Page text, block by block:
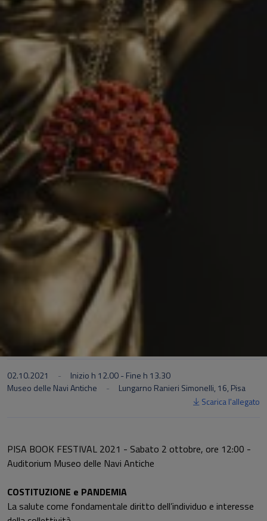
02.10.2021
Inizio h 12.00 - Fine h 13.30
Museo delle Navi Antiche
Lungarno Ranieri Simonelli, 16, Pisa
Scarica l'allegato
PISA BOOK FESTIVAL 2021 - Sabato 2 ottobre, ore 12:00 -
Auditorium Museo delle Navi Antiche
COSTITUZIONE e PANDEMIA
La salute come fondamentale diritto dell’individuo e interesse